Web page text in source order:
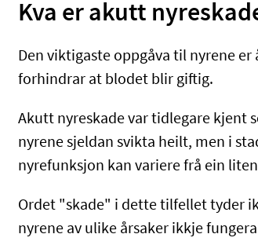
Kva er akutt
Den viktigaste oppgåva til nyrene
forhindrar at blodet blir giftig.
Akutt nyreskade var tidlegare kjent
nyrene sjeldan svikta heilt, men i
nyrefunksjon kan variere frå ein
Ordet "skade" i dette tilfellet tyder
nyrene av ulike årsaker ikkje